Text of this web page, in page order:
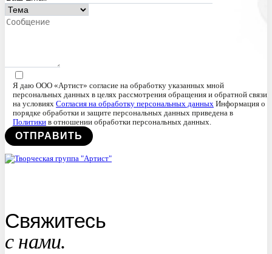
Я даю ООО «Артист» согласие на обработку указанных мной
персональных данных в целях рассмотрения обращения и обратной связи
на условиях Согласия на обработку персональных данных Информация о
порядке обработки и защите персональных данных приведена в
Политики в отношении обработки персональных данных.
Свяжитесь
с нами.